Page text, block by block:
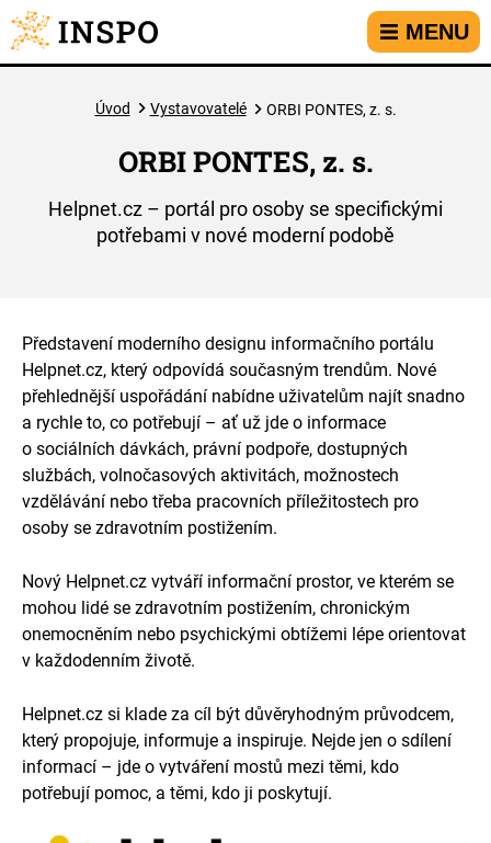
Přejít na hlavní menu
Přejít na obsah
Přejít na kontakt
MENU
Úvod Vystavovatelé ORBI PONTES, z. s.
ORBI PONTES, z. s.
Helpnet.cz – portál pro osoby se specifickými
potřebami v nové moderní podobě
Představení moderního designu informačního portálu
Helpnet.cz, který odpovídá současným trendům. Nové
přehlednější uspořádání nabídne uživatelům najít snadno
a rychle to, co potřebují – ať už jde o informace
o sociálních dávkách, právní podpoře, dostupných
službách, volnočasových aktivitách, možnostech
vzdělávání nebo třeba pracovních příležitostech pro
osoby se zdravotním postižením.
Nový Helpnet.cz vytváří informační prostor, ve kterém se
mohou lidé se zdravotním postižením, chronickým
onemocněním nebo psychickými obtížemi lépe orientovat
v každodenním životě.
Helpnet.cz si klade za cíl být důvěryhodným průvodcem,
který propojuje, informuje a inspiruje. Nejde jen o sdílení
informací – jde o vytváření mostů mezi těmi, kdo
potřebují pomoc, a těmi, kdo ji poskytují.